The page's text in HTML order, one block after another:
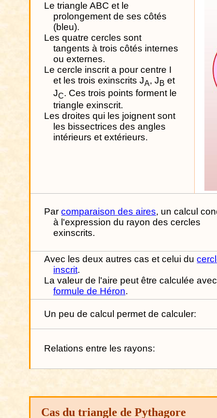
Le triangle ABC et le
prolongement de ses côtés
(bleu).
Les quatre cercles sont
tangents à trois côtés internes
ou externes.
Le cercle inscrit a pour centre I
et les trois exinscrits JA, JB et
JC. Ces trois points forment le
triangle exinscrit.
Les droites qui les joignent sont
les bissectrices des angles
intérieurs et extérieurs.
Parcomparaison des aires, un calcul
à l'expression du rayon des cercles
exinscrits.
Avec les deux autres cas et celui du
inscrit.
La valeur de l'aire peut être calculée
formule de Héron.
Un peu de calcul permet de calculer:
Relations entre les rayons:
Cas du triangle de Pythagore